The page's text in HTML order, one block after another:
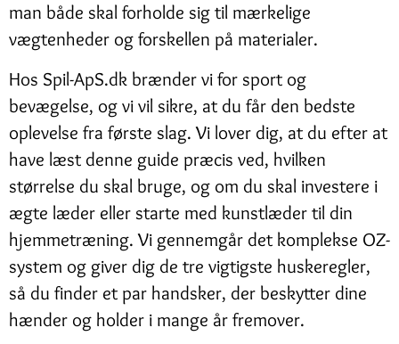
man både skal forholde sig til mærkelige
vægtenheder og forskellen på materialer.
Hos Spil-ApS.dk brænder vi for sport og
bevægelse, og vi vil sikre, at du får den bedste
oplevelse fra første slag. Vi lover dig, at du efter at
have læst denne guide præcis ved, hvilken
størrelse du skal bruge, og om du skal investere i
ægte læder eller starte med kunstlæder til din
hjemmetræning. Vi gennemgår det komplekse OZ-
system og giver dig de tre vigtigste huskeregler,
så du finder et par handsker, der beskytter dine
hænder og holder i mange år fremover.